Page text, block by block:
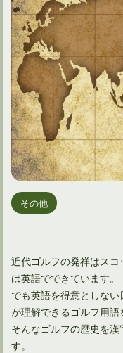
その他
近代ゴルフの発祥はス
は英語でできています。
でも英語を得意としな
が理解できるゴルフ用語
そんなゴルフの歴史を
す。